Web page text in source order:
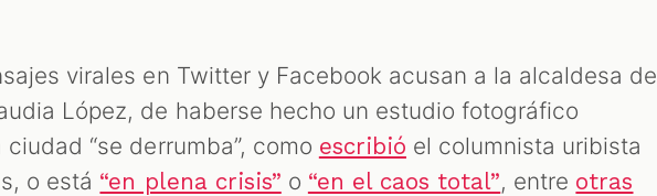
virales en Twitter y Facebook acusan a la alcaldesa de
López, de haberse hecho un estudio fotográfico
“se derrumba”, como escribió el columnista uribista
o está “en plena crisis” o “en el caos total”, entre otras